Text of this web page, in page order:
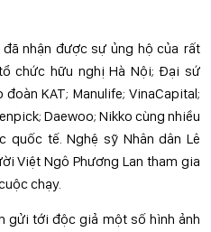
nhận được sự ủng hộ của rất
chức hữu nghị Hà Nội; Đại sứ
KAT; Manulife; VinaCapital;
Daewoo; Nikko cùng nhiều
tế. Nghệ sỹ Nhân dân Lê
Việt Ngô Phương Lan tham gia
chạy.
gửi tới độc giả một số hình ảnh